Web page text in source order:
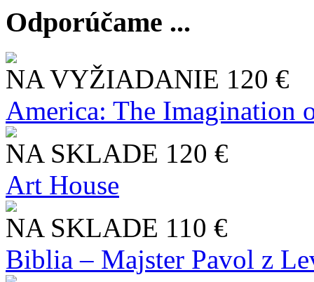
Odporúčame ...
NA VYŽIADANIE 120 €
America: The Imagination
NA SKLADE 120 €
Art House
NA SKLADE 110 €
Biblia – Majster Pavol z